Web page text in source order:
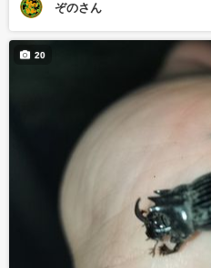
ぞのさん
20